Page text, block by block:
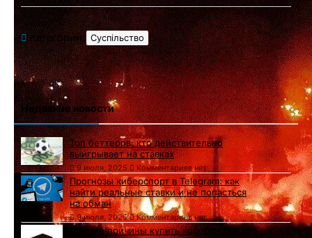
Категории: Суспільство
Недавние новости
Топ беттеров: кто действительно
выигрывает на ставках
9 июля, 2025 Комментариев нет
Прогнозы киберспорт в Telegram: как
найти реальные ставки и не попасться
на обман
9 июля, 2025 Комментариев нет
Лучшие причины купить коробки для